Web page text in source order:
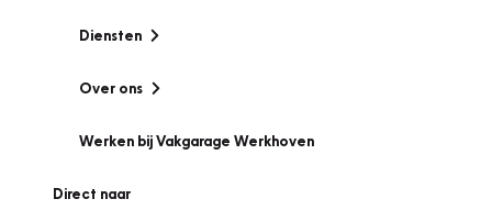
Diensten
Over ons
Werken bij Vakgarage Werkhoven
Direct naar